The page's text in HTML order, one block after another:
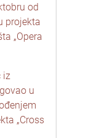
od
projekta
„Opera
iz
u
„Cross